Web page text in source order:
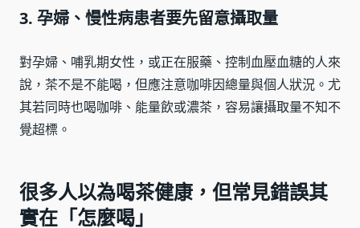
3. 孕婦、慢性病患者要先留意攝取量
對孕婦、哺乳期女性，或正在服藥、控制血壓血糖的人來
說，茶不是不能喝，但應注意咖啡因總量與個人狀況。尤
其若同時也喝咖啡、能量飲或濃茶，容易讓攝取量不知不
覺超標。
很多人以為喝茶健康，但常見錯誤其
實在「怎麼喝」